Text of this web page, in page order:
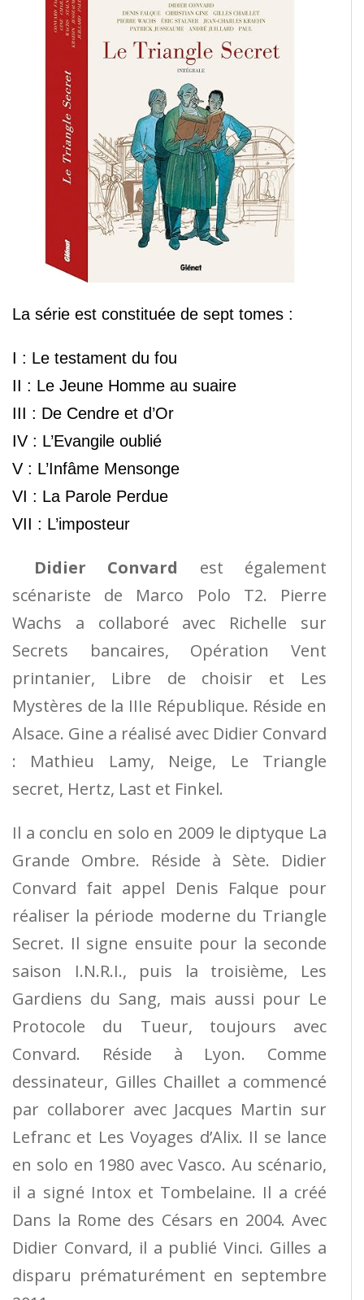
La série est constituée de sept tomes :
I : Le testament du fou
II : Le Jeune Homme au suaire
III : De Cendre et d’Or
IV : L’Evangile oublié
V : L’Infâme Mensonge
VI : La Parole Perdue
VII : L’imposteur
Didier Convard est également
scénariste de Marco Polo T2. Pierre
Wachs a collaboré avec Richelle sur
Secrets bancaires, Opération Vent
printanier, Libre de choisir et Les
Mystères de la IIIe République. Réside en
Alsace. Gine a réalisé avec Didier Convard
: Mathieu Lamy, Neige, Le Triangle
secret, Hertz, Last et Finkel.
Il a conclu en solo en 2009 le diptyque La
Grande Ombre. Réside à Sète. Didier
Convard fait appel Denis Falque pour
réaliser la période moderne du Triangle
Secret. Il signe ensuite pour la seconde
saison I.N.R.I., puis la troisième, Les
Gardiens du Sang, mais aussi pour Le
Protocole du Tueur, toujours avec
Convard. Réside à Lyon. Comme
dessinateur, Gilles Chaillet a commencé
par collaborer avec Jacques Martin sur
Lefranc et Les Voyages d’Alix. Il se lance
en solo en 1980 avec Vasco. Au scénario,
il a signé Intox et Tombelaine. Il a créé
Dans la Rome des Césars en 2004. Avec
Didier Convard, il a publié Vinci. Gilles a
disparu prématurément en septembre